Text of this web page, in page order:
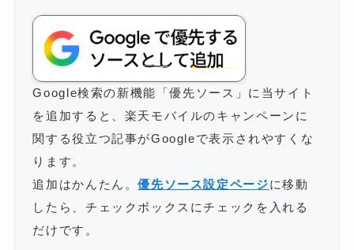
Google検索の新機能「優先ソース」に当サイト
を追加すると、楽天モバイルのキャンペーンに
関する役立つ記事がGoogleで表示されやすくな
ります。
追加はかんたん。優先ソース設定ページに移動
したら、チェックボックスにチェックを入れる
だけです。